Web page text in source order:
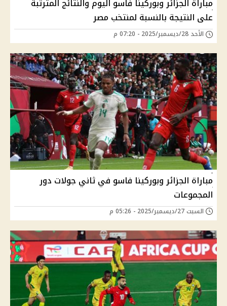
مباراة الجزائر وبوركينا فاسو اليوم والنتائج المترتبة
على النتيجة بالنسبة لمنتخب مصر
الأحد 28/ديسمبر/2025 - 07:20 م
مباراة الجزائر وبوركينا فاسو في ثاني جولات دور
المجموعات
السبت 27/ديسمبر/2025 - 05:26 م